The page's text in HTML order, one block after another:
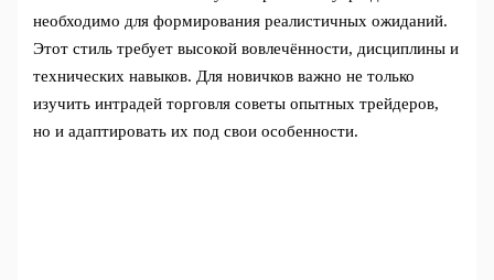
необходимо для формирования реалистичных ожиданий.
Этот стиль требует высокой вовлечённости, дисциплины и
технических навыков. Для новичков важно не только
изучить интрадей торговля советы опытных трейдеров,
но и адаптировать их под свои особенности.